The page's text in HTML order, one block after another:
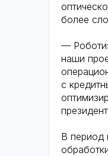
более
—
наши
с
В период